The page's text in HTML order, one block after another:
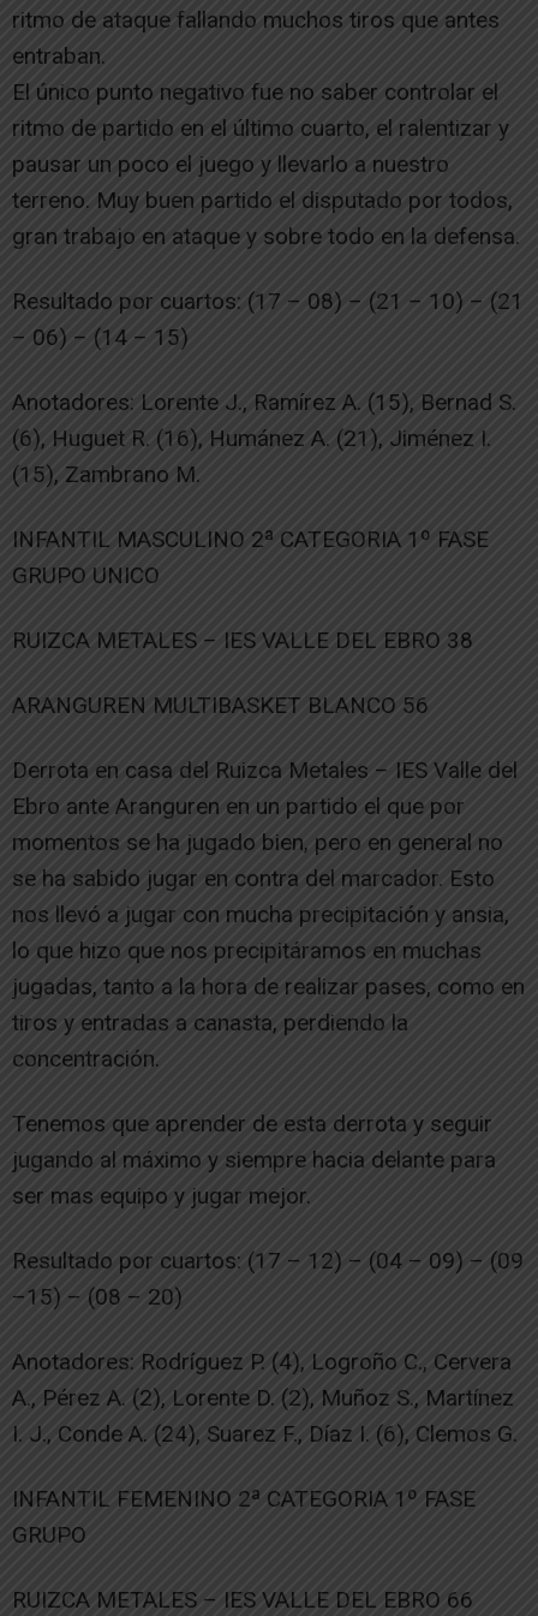
ritmo de ataque fallando muchos tiros que antes
entraban.
El único punto negativo fue no saber controlar el
ritmo de partido en el último cuarto, el ralentizar y
pausar un poco el juego y llevarlo a nuestro
terreno. Muy buen partido el disputado por todos,
gran trabajo en ataque y sobre todo en la defensa.
Resultado por cuartos: (17 – 08) – (21 – 10) – (21
– 06) – (14 – 15)
Anotadores: Lorente J., Ramírez A. (15), Bernad S.
(6), Huguet R. (16), Humánez A. (21), Jiménez I.
(15), Zambrano M.
INFANTIL MASCULINO 2ª CATEGORIA 1º FASE
GRUPO UNICO
RUIZCA METALES – IES VALLE DEL EBRO 38
ARANGUREN MULTIBASKET BLANCO 56
Derrota en casa del Ruizca Metales – IES Valle del
Ebro ante Aranguren en un partido el que por
momentos se ha jugado bien, pero en general no
se ha sabido jugar en contra del marcador. Esto
nos llevó a jugar con mucha precipitación y ansia,
lo que hizo que nos precipitáramos en muchas
jugadas, tanto a la hora de realizar pases, como en
tiros y entradas a canasta, perdiendo la
concentración.
Tenemos que aprender de esta derrota y seguir
jugando al máximo y siempre hacia delante para
ser mas equipo y jugar mejor.
Resultado por cuartos: (17 – 12) – (04 – 09) – (09
–15) – (08 – 20)
Anotadores: Rodríguez P. (4), Logroño C., Cervera
A., Pérez A. (2), Lorente D. (2), Muñoz S., Martínez
I. J., Conde A. (24), Suarez F., Díaz I. (6), Clemos G.
INFANTIL FEMENINO 2ª CATEGORIA 1º FASE
GRUPO
RUIZCA METALES – IES VALLE DEL EBRO 66